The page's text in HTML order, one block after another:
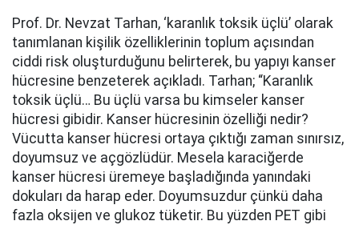
Prof. Dr. Nevzat Tarhan, ‘karanlık toksik üçlü’ olarak
tanımlanan kişilik özelliklerinin toplum açısından
ciddi risk oluşturduğunu belirterek, bu yapıyı kanser
hücresine benzeterek açıkladı. Tarhan; “Karanlık
toksik üçlü… Bu üçlü varsa bu kimseler kanser
hücresi gibidir. Kanser hücresinin özelliği nedir?
Vücutta kanser hücresi ortaya çıktığı zaman sınırsız,
doyumsuz ve açgözlüdür. Mesela karaciğerde
kanser hücresi üremeye başladığında yanındaki
dokuları da harap eder. Doyumsuzdur çünkü daha
fazla oksijen ve glukoz tüketir. Bu yüzden PET gibi